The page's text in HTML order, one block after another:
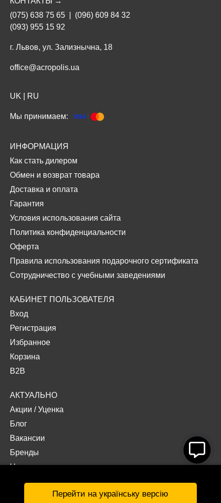
(075) 638 75 65
(096) 609 84 32
(093) 955 15 92
г. Львов, ул. Зализнычна, 18
office@acropolis.ua
UK RU
Мы принимаем:
ИНФОРМАЦИЯ
Как стать дилером
Обмен и возврат товара
Доставка и оплата
Гарантия
Условия использования сайта
Политика конфиденциальности
Оферта
Правила использования подарочного сертификата
Сотрудничество с учебными заведениями
КАБИНЕТ ПОЛЬЗОВАТЕЛЯ
Вход
Регистрация
Избранное
Корзина
B2B
АКТУАЛЬНО
Акции /Уценка
Блог
Вакансии
Бренды
Наши проекты
Документы
Перейти на українську версію